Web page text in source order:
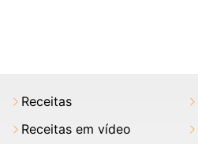
Receitas
Receitas em vídeo